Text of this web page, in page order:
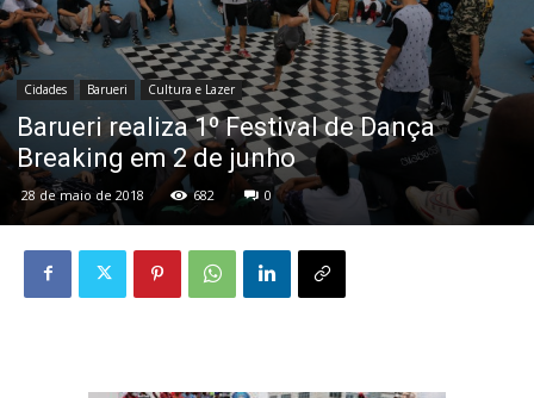
Cidades Barueri Cultura e Lazer
Barueri realiza 1º Festival de Dança
Breaking em 2 de junho
28 de maio de 2018 682 0